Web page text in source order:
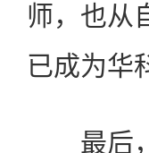
师，也从
已成为华
最后，